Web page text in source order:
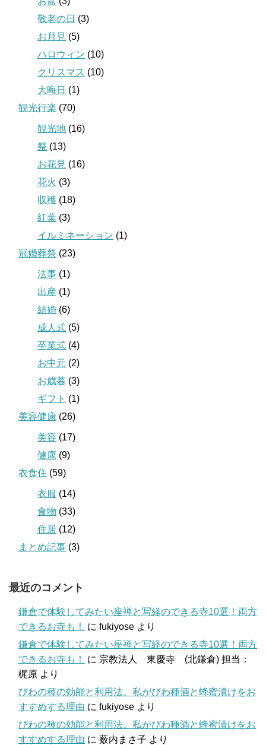
敬老の日 (3)
お月見 (5)
ハロウィン (10)
クリスマス (10)
大晦日 (1)
観光行楽 (70)
観光地 (16)
祭 (13)
お花見 (16)
花火 (3)
収穫 (18)
紅葉 (3)
イルミネーション (1)
冠婚葬祭 (23)
法事 (1)
出産 (1)
結婚 (6)
成人式 (5)
卒業式 (4)
お中元 (2)
お歳暮 (3)
ギフト (1)
美容健康 (26)
美容 (17)
健康 (9)
衣食住 (59)
衣服 (14)
食物 (33)
住居 (12)
まとめ記事 (3)
最近のコメント
鎌倉で体験してみたい座禅と写経のできる寺10選！両方
できるお寺も！
に fukiyose より
鎌倉で体験してみたい座禅と写経のできる寺10選！両方
できるお寺も！
に 宗教法人 東慶寺 (北鎌倉) 担当：
梶原 より
びわの種の効能と利用法。私がびわ種酒と蜂蜜漬けをお
すすめする理由 に fukiyose より
びわの種の効能と利用法。私がびわ種酒と蜂蜜漬けをお
すすめする理由 に 薮内まさ子 より